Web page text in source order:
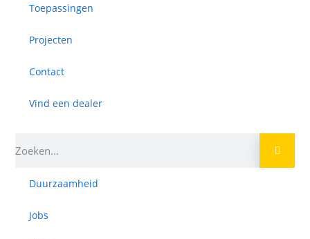
Toepassingen
Projecten
Contact
Vind een dealer
Duurzaamheid
Jobs